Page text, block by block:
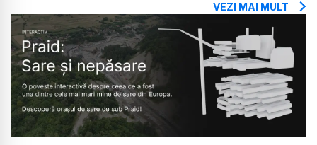
VEZI MAI MULT